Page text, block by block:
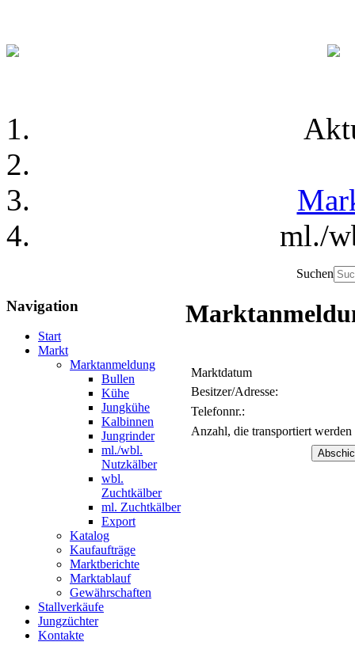
ml./
Suchen
Navigation
Start
Markt
Marktanmeldung
Bullen
Kühe
Jungkühe
Kalbinnen
Jungrinder
ml./wbl.
Nutzkälber
wbl.
Zuchtkälber
ml. Zuchtkälber
Export
Katalog
Kaufaufträge
Marktberichte
Marktablauf
Gewährschaften
Stallverkäufe
Jungzüchter
Kontakte
Marktdatum
Besitzer/Adresse:
Telefonnr.:
Anzahl, die transportiert werden